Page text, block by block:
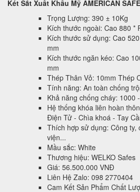
Két Sắt Xuất Khẩu Mỹ AMERICAN
Trọng Lượng: 390 ± 10Kg
Kích thước ngoài: Cao 880 *
Kích thước sử dụng: Cao
mm
Kích thước ngăn kéo: Cao
mm
Thép Thân Vỏ: 10mm Thép
Tính năng: An toàn chống
Khả năng chống cháy: 1000
Hệ thống khóa liên hoàn
Điện Tử - Chìa khoá - Tay
Thích hợp sử dụng: Công
viện...
Mầu sắc: White
Thương hiệu: WELKO Safes
Giá: 56.500.000 VNĐ
Liên Hệ Zalo: 098 2770404
Cam Kết Sản Phẩm Chất